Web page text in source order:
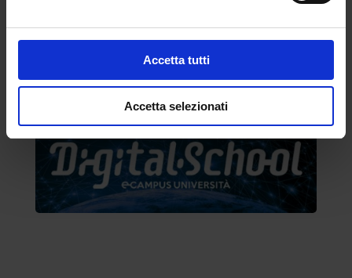
Accetta tutti
Accetta selezionati